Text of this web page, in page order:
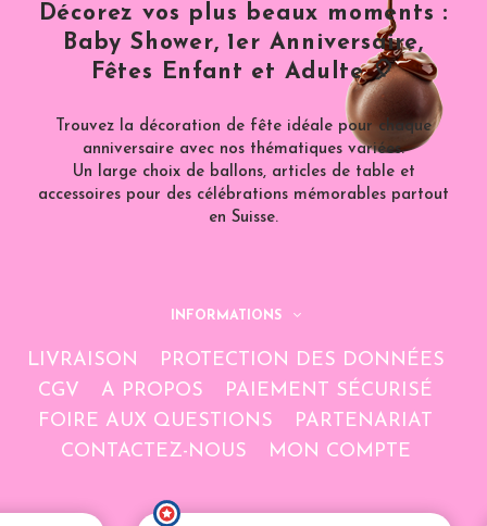
Décorez vos plus beaux moments :
Baby Shower, 1er Anniversaire,
Fêtes Enfant et Adulte 🎈
Trouvez la décoration de fête idéale pour chaque
anniversaire avec nos thématiques variées.
Un large choix de ballons, articles de table et
accessoires pour des célébrations mémorables partout
en Suisse.
INFORMATIONS
LIVRAISON
PROTECTION DES DONNÉES
CGV
A PROPOS
PAIEMENT SÉCURISÉ
FOIRE AUX QUESTIONS
PARTENARIAT
CONTACTEZ-NOUS
MON COMPTE